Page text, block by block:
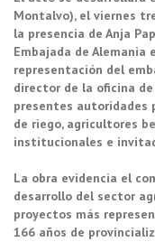
Montalvo), el viernes
la presencia de Anja
Embajada de Alemania
representación del
director de la oficina
presentes autoridades
de riego, agricultores
institucionales e
La obra evidencia el
desarrollo del sector
proyectos más
166 años de